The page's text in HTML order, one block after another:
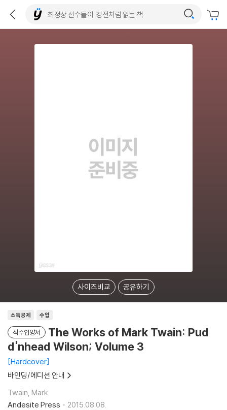
사이즈비교 공유하기
소득공제 수입
직수입양서
The Works of Mark Twain: Pud
d'nhead Wilson; Volume 3
Hardcover
바인딩/에디션 안내
Twain, Mark
Andesite Press
2015.08.08.